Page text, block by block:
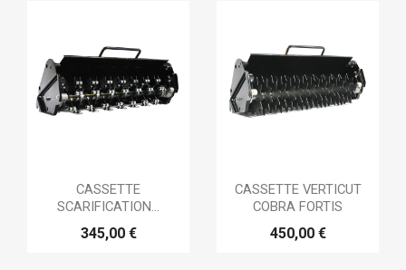
CASSETTE
SCARIFICATION...
345,00 €
CASSETTE VERTICUT
COBRA FORTIS
450,00 €